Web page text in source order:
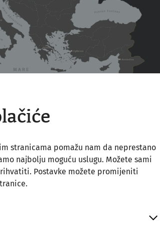
stranicama pomažu nam da neprestano
najbolju moguću uslugu. Možete sami
Postavke možete promijeniti
grad na